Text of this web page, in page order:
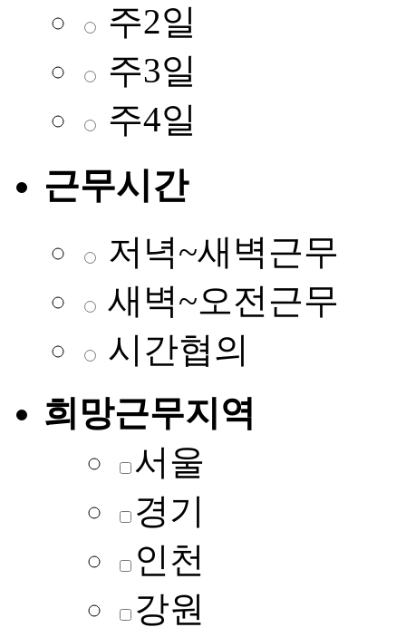
주2일
주3일
주4일
근무시간
저녁~새벽근무
새벽~오전근무
시간협의
희망근무지역
서울
경기
인천
강원